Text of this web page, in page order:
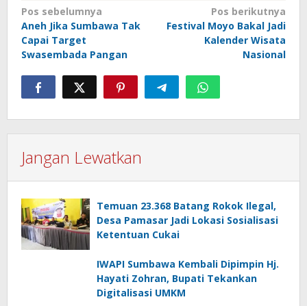
Navigasi
pos
Pos sebelumnya
Aneh Jika Sumbawa Tak
Capai Target
Swasembada Pangan
Pos berikutnya
Festival Moyo Bakal Jadi
Kalender Wisata
Nasional
Jangan Lewatkan
Temuan 23.368 Batang Rokok Ilegal,
Desa Pamasar Jadi Lokasi Sosialisasi
Ketentuan Cukai
IWAPI Sumbawa Kembali Dipimpin Hj.
Hayati Zohran, Bupati Tekankan
Digitalisasi UMKM